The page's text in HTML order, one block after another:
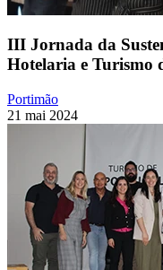
III Jornada da
Hotelaria e Turismo
Portimão
21 mai 2024